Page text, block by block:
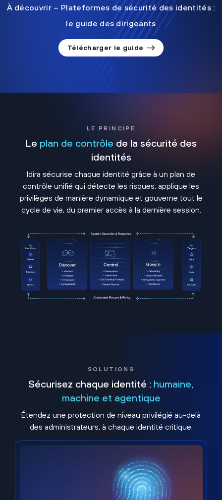
À découvrir – Plateformes de sécurité des identités :
le guide des dirigeants
Télécharger le guide
LE PRINCIPE
Le plan de contrôle de la sécurité des
identités
Idira sécurise chaque identité grâce à un plan de
contrôle unifié qui détecte les risques, applique les
privilèges de manière dynamique et gouverne tout le
cycle de vie, du premier accès à la dernière session.
SOLUTIONS
Sécurisez chaque identité : humaine,
machine et agentique
Étendez une protection de niveau privilégié au-delà
des administrateurs, à chaque identité critique.